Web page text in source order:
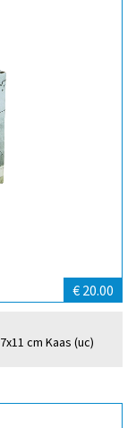
€ 20.00
cm Kaas (uc)